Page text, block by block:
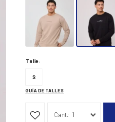
Talle:
S
GUÍA DE TALLES
1